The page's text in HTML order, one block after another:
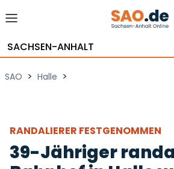
SACHSEN-ANHALT
SAO > Halle >
RANDALIERER FESTGENOMMEN
39-Jähriger